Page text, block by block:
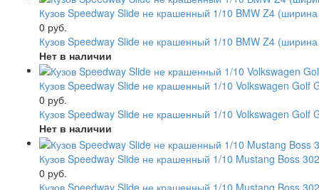
Кузов Speedway Slide не крашенный 1/10 BMW Z4
0 руб.
Кузов Speedway Slide не крашенный 1/10 BMW Z4
Нет в наличии
Кузов Speedway Slide не крашенный 1/10 Volkswagen
0 руб.
Кузов Speedway Slide не крашенный 1/10 Volkswagen
Нет в наличии
Кузов Speedway Slide не крашенный 1/10 Mustang Boss
0 руб.
Кузов Speedway Slide не крашенный 1/10 Mustang Boss